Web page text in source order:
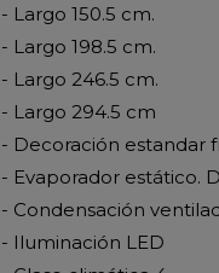
- Largo 150.5 cm.
- Largo 198.5 cm.
- Largo 246.5 cm.
- Largo 294.5 cm
- Decoración estandar
- Evaporador estático.
- Condensación
- Iluminación LED